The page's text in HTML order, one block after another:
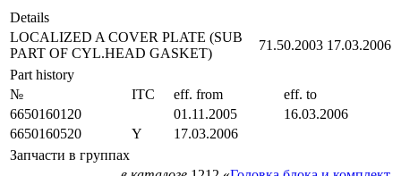
Details
LOCALIZED A COVER PLATE (SUB
PART OF CYL.HEAD GASKET)
71.50.2003 17.03.2006
Part history
№
ITC eff. from
eff. to
6650160120
01.11.2005
16.03.2006
6650160520
Y
17.03.2006
Запчасти в группах